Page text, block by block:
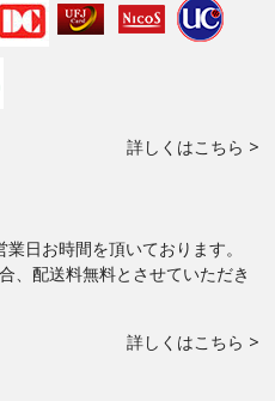
詳しくはこちら >
日お時間を頂いております。
、配送料無料とさせていただき
詳しくはこちら >